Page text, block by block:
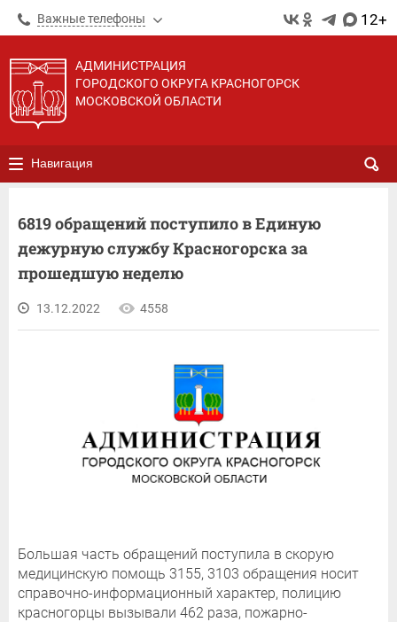
Важные телефоны 12+
АДМИНИСТРАЦИЯ
ГОРОДСКОГО ОКРУГА КРАСНОГОРСК
МОСКОВСКОЙ ОБЛАСТИ
Навигация
6819 обращений поступило в Единую
дежурную службу Красногорска за
прошедшую неделю
13.12.2022 4558
Большая часть обращений поступила в скорую
медицинскую помощь 3155, 3103 обращения носит
справочно-информационный характер, полицию
красногорцы вызывали 462 раза, пожарно-